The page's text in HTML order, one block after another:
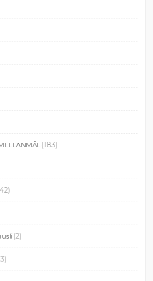
(183)
(2)